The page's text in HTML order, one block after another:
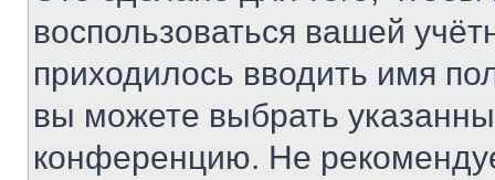
воспользоваться вашей
приходилось вводить имя
вы можете выбрать
конференцию. Не